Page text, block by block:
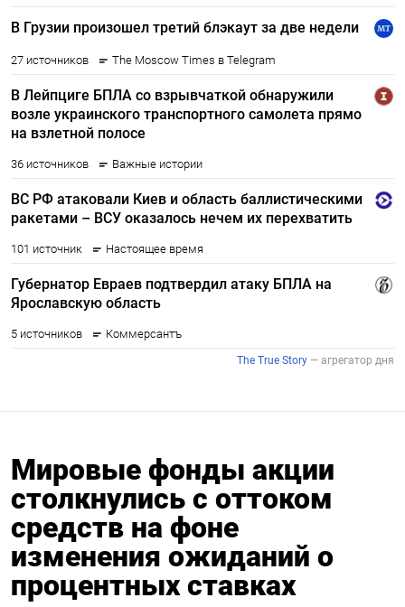
Мировые фонды акции
столкнулись с оттоком
средств на фоне
изменения ожиданий о
процентных ставках